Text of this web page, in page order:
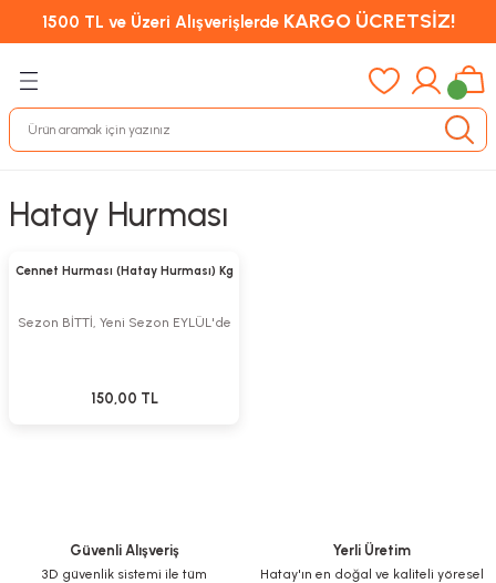
1500 TL ve Üzeri Alışverişlerde KARGO ÜCRETSİZ!
Hatay Hurması
Cennet Hurması (Hatay Hurması) Kg
Sezon BİTTİ, Yeni Sezon EYLÜL'de
150,00 TL
Güvenli Alışveriş
3D güvenlik sistemi ile tüm
Yerli Üretim
Hatay'ın en doğal ve kaliteli yöresel